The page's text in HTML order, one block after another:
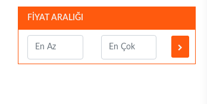
FİYAT ARALIĞI